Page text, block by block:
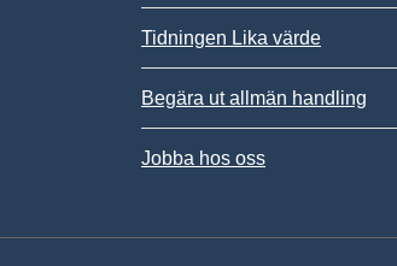
Tidningen Lika värde
Begära ut allmän handling
Jobba hos oss